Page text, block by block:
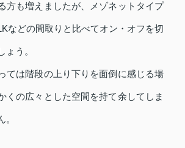
方も増えましたが、メゾネットタイプ
などの間取りと比べてオン・オフを切
ょう。
ては階段の上り下りを面倒に感じる場
くの広々とした空間を持て余してしま